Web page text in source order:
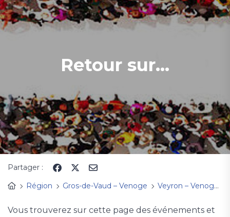
Retour sur...
Partager :
Région
Gros-de-Vaud – Venoge Veyron – Venoge
Vous trouverez sur cette page des événements et